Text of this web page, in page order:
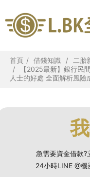
首頁 借錢知識
二胎
【2025最新】銀行民
人士的好處 全面解析風
急需要資金借款?
24小時LINE @